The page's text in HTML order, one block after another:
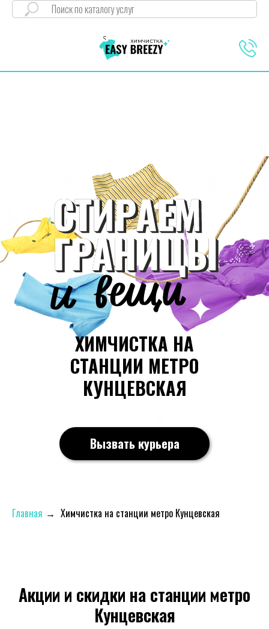
Вызвать курьера
ХИМЧИСТКА НА
СТАНЦИИ МЕТРО
КУНЦЕВСКАЯ
Главная → Химчистка на станции метро Кунцевская
Акции и скидки на станции метро
Кунцевская